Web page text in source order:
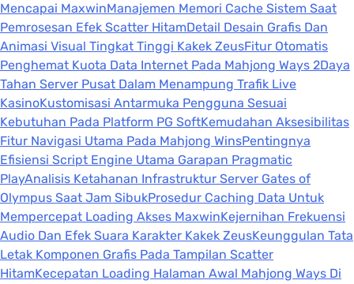
Mencapai MaxwinManajemen Memori Cache Sistem Saat
Pemrosesan Efek Scatter HitamDetail Desain Grafis Dan
Animasi Visual Tingkat Tinggi Kakek ZeusFitur Otomatis
Penghemat Kuota Data Internet Pada Mahjong Ways 2Daya
Tahan Server Pusat Dalam Menampung Trafik Live
KasinoKustomisasi Antarmuka Pengguna Sesuai
Kebutuhan Pada Platform PG SoftKemudahan Aksesibilitas
Fitur Navigasi Utama Pada Mahjong WinsPentingnya
Efisiensi Script Engine Utama Garapan Pragmatic
PlayAnalisis Ketahanan Infrastruktur Server Gates of
Olympus Saat Jam SibukProsedur Caching Data Untuk
Mempercepat Loading Akses MaxwinKejernihan Frekuensi
Audio Dan Efek Suara Karakter Kakek ZeusKeunggulan Tata
Letak Komponen Grafis Pada Tampilan Scatter
HitamKecepatan Loading Halaman Awal Mahjong Ways Di